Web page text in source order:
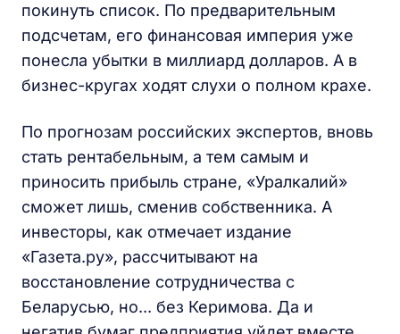
покинуть список. По предварительным
подсчетам, его финансовая империя уже
понесла убытки в миллиард долларов. А в
бизнес-кругах ходят слухи о полном крахе.
По прогнозам российских экспертов, вновь
стать рентабельным, а тем самым и
приносить прибыль стране, «Уралкалий»
сможет лишь, сменив собственника. А
инвесторы, как отмечает издание
«Газета.ру», рассчитывают на
восстановление сотрудничества с
Беларусью, но... без Керимова. Да и